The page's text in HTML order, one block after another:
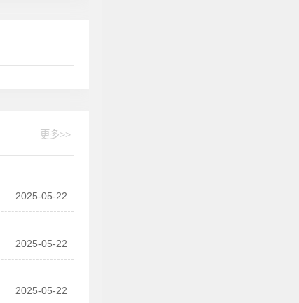
更多>>
2025-05-22
2025-05-22
2025-05-22